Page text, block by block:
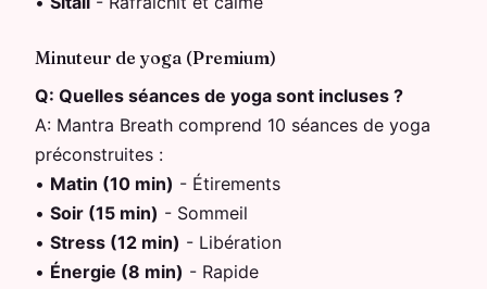
Minuteur de yoga (Premium)
Q: Quelles séances de yoga sont incluses ?
A: Mantra Breath comprend 10 séances de yoga
préconstruites :
• Matin (10 min) - Étirements
• Soir (15 min) - Sommeil
• Stress (12 min) - Libération
• Énergie (8 min) - Rapide